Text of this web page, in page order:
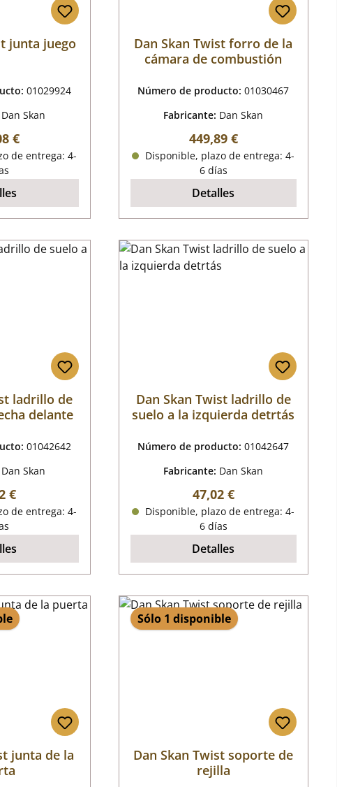
junta juego
01029924
Dan Skan
normal:
€
de entrega: 4-
Dan Skan Twist forro de la
cámara de combustión
Número de producto:01030467
Fabricante: Dan Skan
Precio normal:
449,89 €
Disponible, plazo de entrega: 4-
6 días
Detalles
ladrillo de
delante
01042642
Dan Skan
normal:
€
de entrega: 4-
Dan Skan Twist ladrillo de
suelo a la izquierda detrtás
Número de producto:01042647
Fabricante: Dan Skan
Precio normal:
47,02 €
Disponible, plazo de entrega: 4-
6 días
Detalles
junta de la
Sólo 1 disponible
Dan Skan Twist soporte de
rejilla